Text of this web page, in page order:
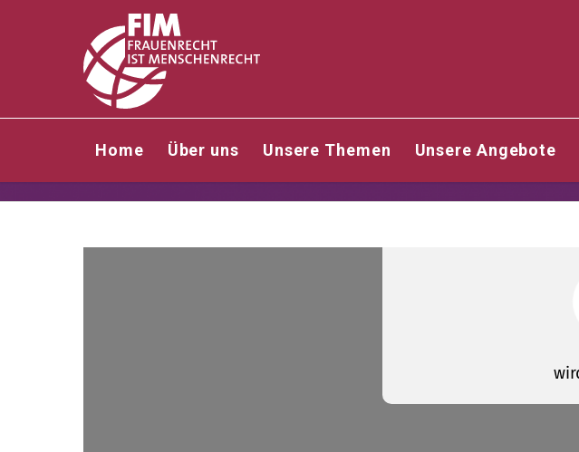
Home Über uns Unsere Themen Unsere Angebote